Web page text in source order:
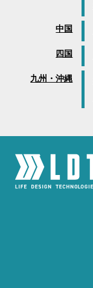
中国
四国
九州・沖縄